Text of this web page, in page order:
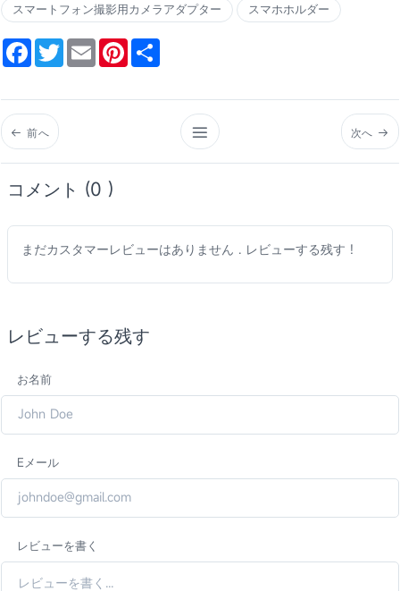
スマートフォン撮影用カメラアダプター
スマホホルダー
FacebookTwitterEmail Pinterest
前へ 次へ
コメント (0 )
まだカスタマーレビューはありません . レビューする残す !
レビューする残す
お名前
Eメール
レビューを書く